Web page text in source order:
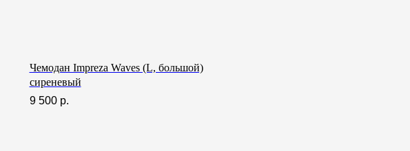
Чемодан Impreza Waves (L, большой)
сиреневый
9 500 р.